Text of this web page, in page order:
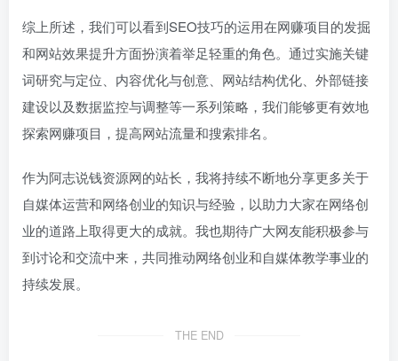
综上所述，我们可以看到SEO技巧的运用在网赚项目的发掘
和网站效果提升方面扮演着举足轻重的角色。通过实施关键
词研究与定位、内容优化与创意、网站结构优化、外部链接
建设以及数据监控与调整等一系列策略，我们能够更有效地
探索网赚项目，提高网站流量和搜索排名。
作为阿志说钱资源网的站长，我将持续不断地分享更多关于
自媒体运营和网络创业的知识与经验，以助力大家在网络创
业的道路上取得更大的成就。我也期待广大网友能积极参与
到讨论和交流中来，共同推动网络创业和自媒体教学事业的
持续发展。
THE END